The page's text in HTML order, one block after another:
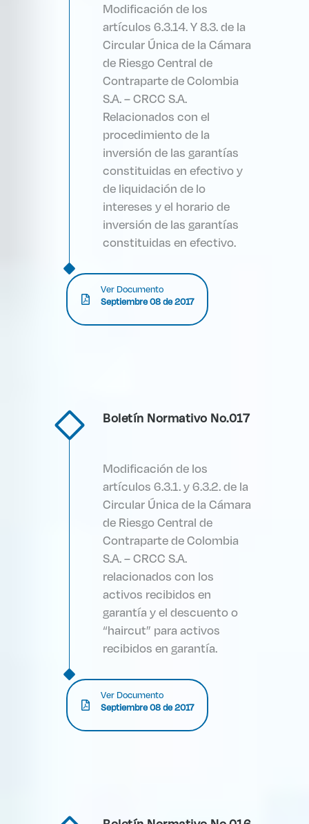
Modificación de los
artículos 6.3.14. Y 8.3. de la
Circular Única de la Cámara
de Riesgo Central de
Contraparte de Colombia
S.A. – CRCC S.A.
Relacionados con el
procedimiento de la
inversión de las garantías
constituidas en efectivo y
de liquidación de lo
intereses y el horario de
inversión de las garantías
constituidas en efectivo.
Ver Documento
Septiembre 08 de 2017
Boletín Normativo No.017
Modificación de los
artículos 6.3.1. y 6.3.2. de la
Circular Única de la Cámara
de Riesgo Central de
Contraparte de Colombia
S.A. – CRCC S.A.
relacionados con los
activos recibidos en
garantía y el descuento o
“haircut” para activos
recibidos en garantía.
Ver Documento
Septiembre 08 de 2017